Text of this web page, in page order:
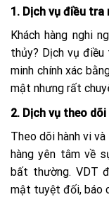
1. Dịch vụ điều tra
Khách hàng nghi
thủy? Dịch vụ
minh chính xác
mật nhưng rất
2. Dịch vụ theo
Theo dõi hành vi
hàng yên tâm về
bất thường. VDT
mật tuyệt đối, báo